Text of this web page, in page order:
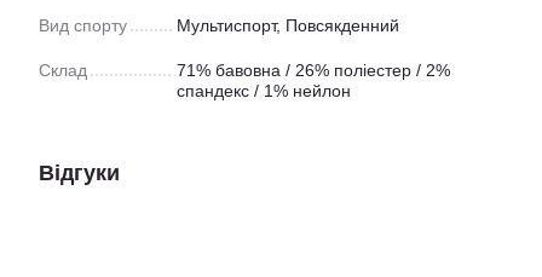
Вид спорту Мультиспорт, Повсякденний
Склад
71% бавовна / 26% поліестер / 2%
спандекс / 1% нейлон
Відгуки